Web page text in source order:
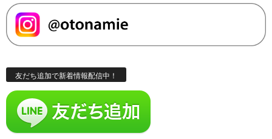
友だち追加で新着情報配信中！